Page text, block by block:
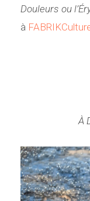
Douleurs ou
à
À